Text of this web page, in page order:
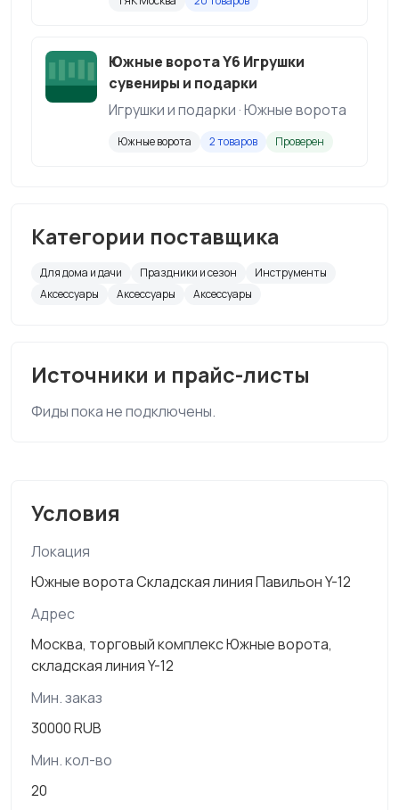
Южные ворота Y6 Игрушки
сувениры и подарки
Игрушки и подарки · Южные ворота
Южные ворота 2 товаров Проверен
Категории поставщика
Для дома и дачи Праздники и сезон
Инструменты
Аксессуары
Аксессуары Аксессуары
Источники и прайс-листы
Фиды пока не подключены.
Условия
Локация
Южные ворота Складская линия Павильон Y-12
Адрес
Москва, торговый комплекс Южные ворота,
складская линия Y-12
Мин. заказ
30000 RUB
Мин. кол-во
20